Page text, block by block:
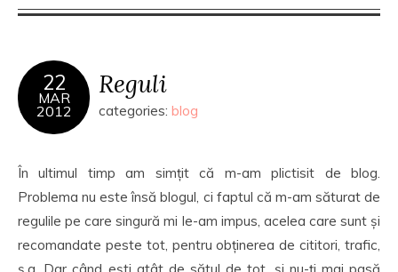
22
MAR
2012
Reguli
categories: blog
În ultimul timp am simțit că m-am plictisit de blog.
Problema nu este însă blogul, ci faptul că m-am săturat de
regulile pe care singură mi le-am impus, acelea care sunt și
recomandate peste tot, pentru obținerea de cititori, trafic,
ș.a. Dar când ești atât de sătul de tot, și nu-ți mai pasă